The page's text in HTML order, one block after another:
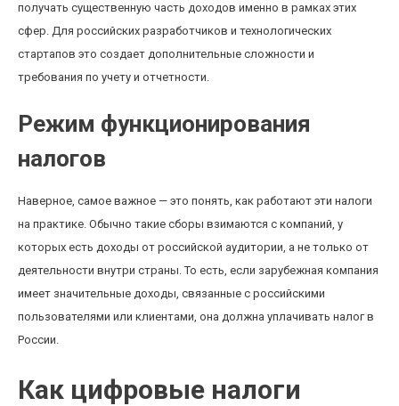
получать существенную часть доходов именно в рамках этих
сфер. Для российских разработчиков и технологических
стартапов это создает дополнительные сложности и
требования по учету и отчетности.
Режим функционирования
налогов
Наверное, самое важное — это понять, как работают эти налоги
на практике. Обычно такие сборы взимаются с компаний, у
которых есть доходы от российской аудитории, а не только от
деятельности внутри страны. То есть, если зарубежная компания
имеет значительные доходы, связанные с российскими
пользователями или клиентами, она должна уплачивать налог в
России.
Как цифровые налоги